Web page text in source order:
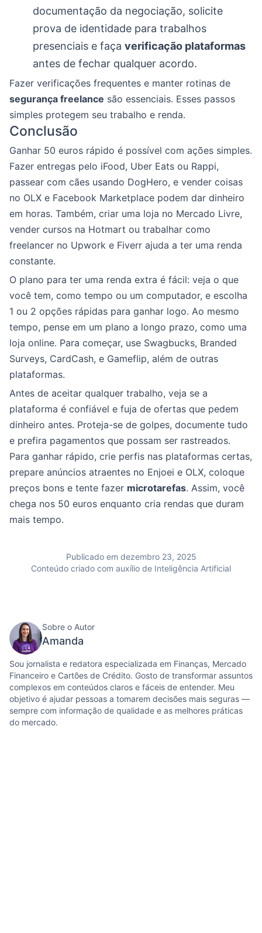
documentação da negociação, solicite
prova de identidade para trabalhos
presenciais e faça verificação plataformas
antes de fechar qualquer acordo.
Fazer verificações frequentes e manter rotinas de
segurança freelance são essenciais. Esses passos
simples protegem seu trabalho e renda.
Conclusão
Ganhar 50 euros rápido é possível com ações simples.
Fazer entregas pelo iFood, Uber Eats ou Rappi,
passear com cães usando DogHero, e vender coisas
no OLX e Facebook Marketplace podem dar dinheiro
em horas. Também, criar uma loja no Mercado Livre,
vender cursos na Hotmart ou trabalhar como
freelancer no Upwork e Fiverr ajuda a ter uma renda
constante.
O plano para ter uma renda extra é fácil: veja o que
você tem, como tempo ou um computador, e escolha
1 ou 2 opções rápidas para ganhar logo. Ao mesmo
tempo, pense em um plano a longo prazo, como uma
loja online. Para começar, use Swagbucks, Branded
Surveys, CardCash, e Gameflip, além de outras
plataformas.
Antes de aceitar qualquer trabalho, veja se a
plataforma é confiável e fuja de ofertas que pedem
dinheiro antes. Proteja-se de golpes, documente tudo
e prefira pagamentos que possam ser rastreados.
Para ganhar rápido, crie perfis nas plataformas certas,
prepare anúncios atraentes no Enjoei e OLX, coloque
preços bons e tente fazer microtarefas. Assim, você
chega nos 50 euros enquanto cria rendas que duram
mais tempo.
Publicado em dezembro 23, 2025
Conteúdo criado com auxílio de Inteligência Artificial
Sobre o Autor
Amanda
Sou jornalista e redatora especializada em Finanças, Mercado
Financeiro e Cartões de Crédito. Gosto de transformar assuntos
complexos em conteúdos claros e fáceis de entender. Meu
objetivo é ajudar pessoas a tomarem decisões mais seguras —
sempre com informação de qualidade e as melhores práticas
do mercado.